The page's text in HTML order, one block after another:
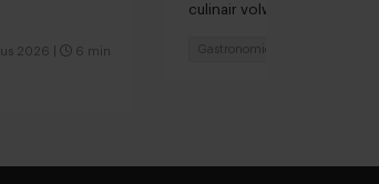
2026 6 min
culinair volwassen
Gastronomie